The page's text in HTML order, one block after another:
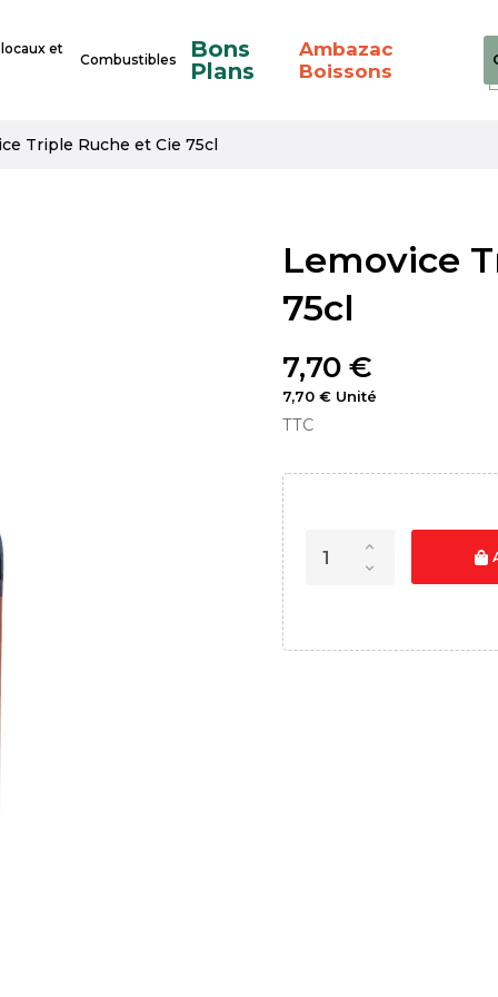
et
Combustibles
Bons
Plans
Ambazac
Boissons
Triple Ruche et Cie 75cl
Lemovice
75cl
7,70 €
7,70 € Unité
TTC